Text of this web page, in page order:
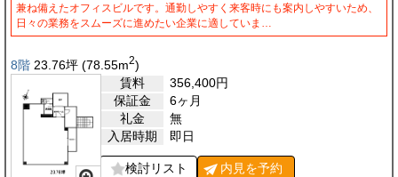
兼ね備えたオフィスビルです。通勤しやすく来客時にも案内しやすいため、
日々の業務をスムーズに進めたい企業に適していま…
8階 23.76坪 (78.55m2)
賃料
356,400円
保証金
6ヶ月
礼金
無
入居時期
即日
検討リスト 内見を予約